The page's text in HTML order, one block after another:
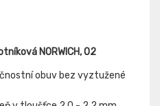
NORWICH, O2
obuv bez vyztužené